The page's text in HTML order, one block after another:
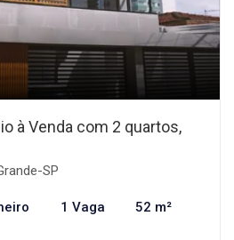
à Venda com 2 quartos,
SP
1 Vaga 52 m²